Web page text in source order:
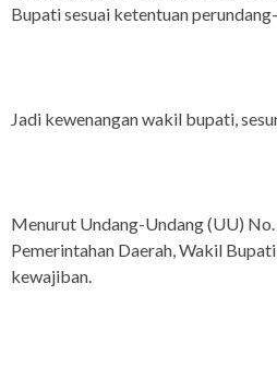
Bupati sesuai ketentuan
Jadi kewenangan wakil bupati,
Menurut Undang-Undang (UU)
Pemerintahan Daerah, Wakil
kewajiban.